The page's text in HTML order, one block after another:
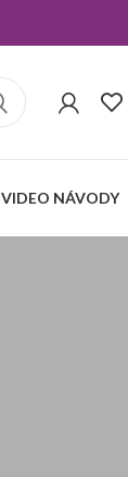
VIDEO NÁVODY